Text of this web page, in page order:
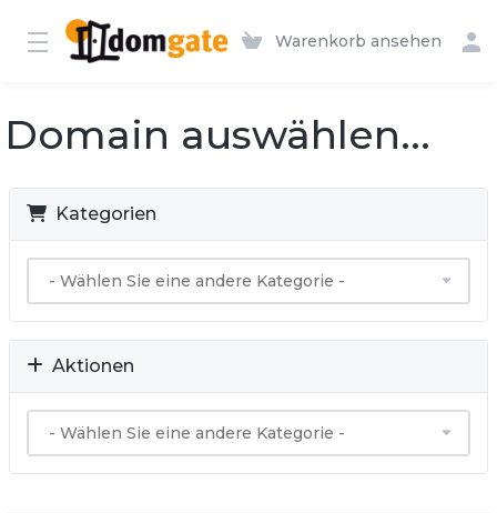
Warenkorb ansehen
Domain auswählen...
Kategorien
Aktionen